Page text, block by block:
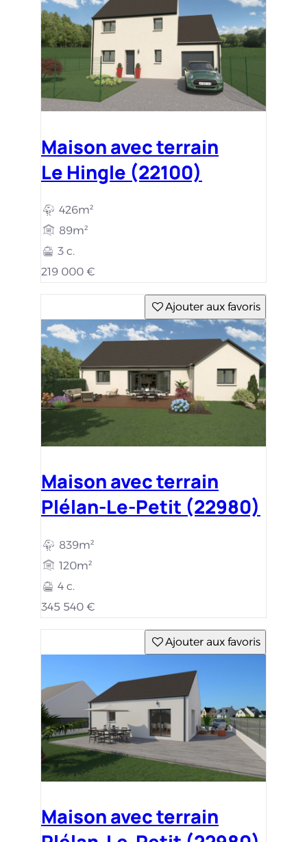
Maison avec terrain
Le Hingle (22100)
426m²
89m²
3 c.
219 000 €
Ajouter aux favoris
Maison avec terrain
Plélan-Le-Petit (22980)
839m²
120m²
4 c.
345 540 €
Ajouter aux favoris
Maison avec terrain